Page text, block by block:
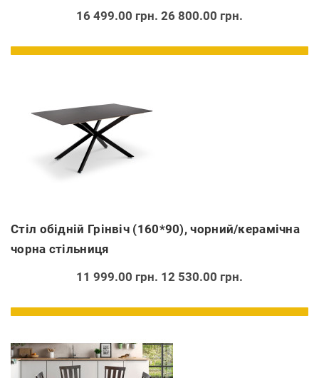
16 499.00 грн. 26 800.00 грн.
Стіл обідній Грінвіч (160*90), чорний/керамічна
чорна стільниця
11 999.00 грн. 12 530.00 грн.